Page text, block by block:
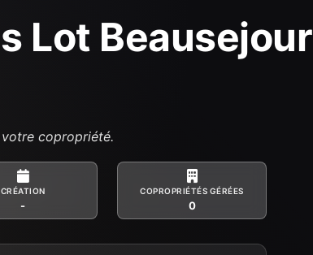
Lot Beausejour
copropriété.
CRÉATION
-
COPROPRIÉTÉS GÉRÉES
0